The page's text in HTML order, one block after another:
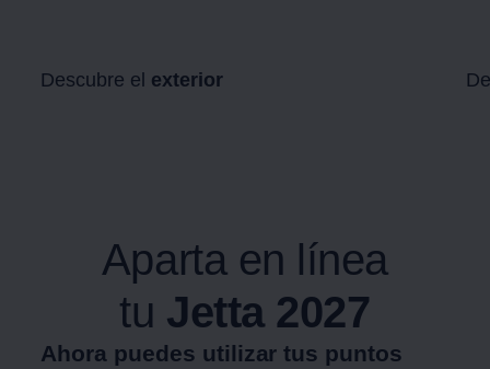
Descubre el exterior
Aparta en línea
tu Jetta2027
Ahora puedes utilizar tus puntos